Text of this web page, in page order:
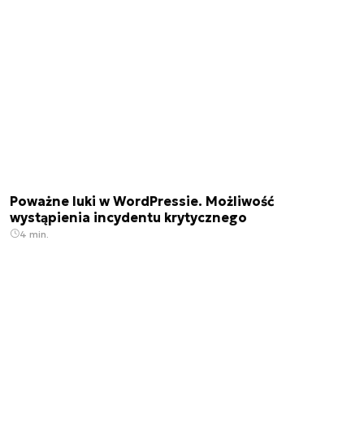
Poważne luki w WordPressie. Możliwość
wystąpienia incydentu krytycznego
4 min.